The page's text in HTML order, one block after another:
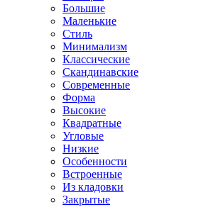
Большие
Маленькие
Стиль
Минимализм
Классические
Скандинавские
Современные
Форма
Высокие
Квадратные
Угловые
Низкие
Особенности
Встроенные
Из кладовки
Закрытые